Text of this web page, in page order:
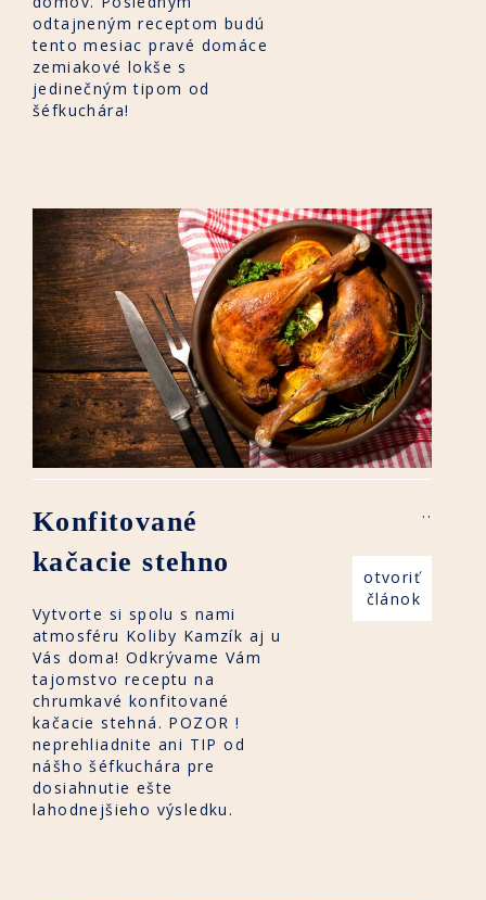
odtajneným receptom budú
tento mesiac pravé domáce
zemiakové lokše s
jedinečným tipom od
šéfkuchára!
Konfitované
kačacie stehno
Vytvorte si spolu s nami
atmosféru Koliby Kamzík aj u
Vás doma! Odkrývame Vám
tajomstvo receptu na
chrumkavé konfitované
kačacie stehná. POZOR !
neprehliadnite ani TIP od
nášho šéfkuchára pre
dosiahnutie ešte
lahodnejšieho výsledku.
..
otvoriť
článok